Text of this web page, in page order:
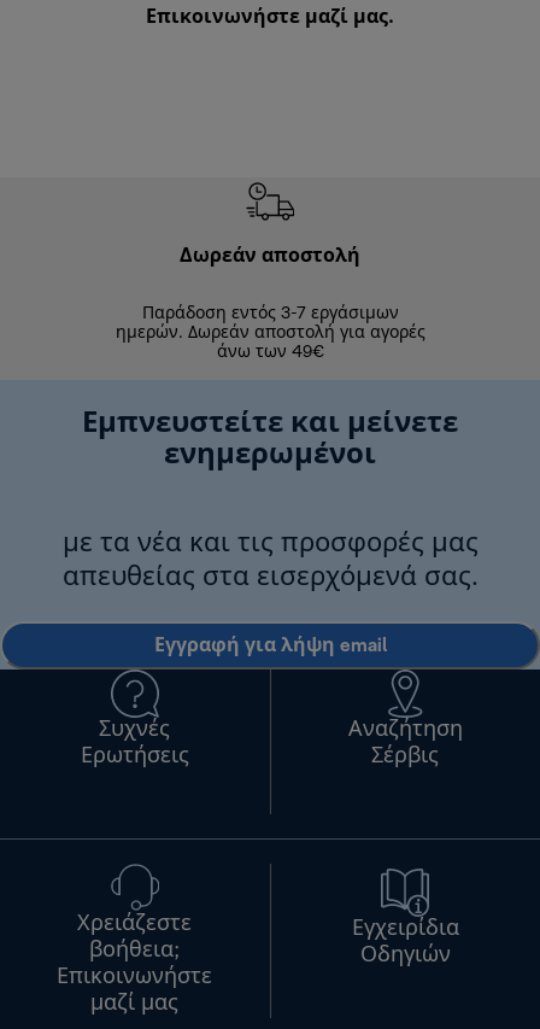
Επικοινωνήστε μαζί μας.
Δωρεάν αποστολή
Παράδοση εντός 3-7 εργάσιμων
ημερών. Δωρεάν αποστολή για αγορές
άνω των 49€
Εμπνευστείτε και μείνετε
ενημερωμένοι
με τα νέα και τις προσφορές μας
απευθείας στα εισερχόμενά σας.
Εγγραφή για λήψη email
Συχνές
Ερωτήσεις
Αναζήτηση
Σέρβις
Χρειάζεστε
βοήθεια;
Επικοινωνήστε
μαζί μας
Εγχειρίδια
Οδηγιών